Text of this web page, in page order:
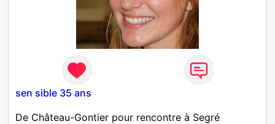
sen sible 35 ans
De Château-Gontier pour rencontre à Segré